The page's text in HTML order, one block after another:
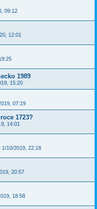
09:12
12:01
1989
15:20
07:19
1723?
14:01
1/10/2019, 22:18
20:57
18:58